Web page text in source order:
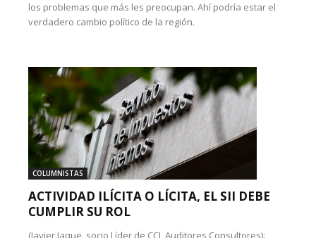
los problemas que más les preocupan. Ahí podría estar el
verdadero cambio político de la región.
COLUMNISTAS
ACTIVIDAD ILÍCITA O LÍCITA, EL SII DEBE
CUMPLIR SU ROL
(Javier Jaque, socio Líder de CCL Auditores Consultores):